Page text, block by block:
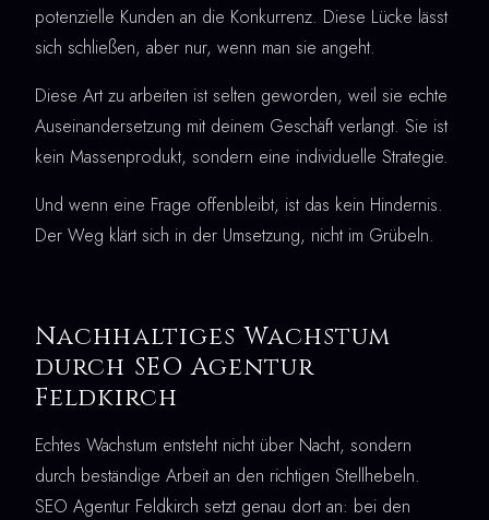
potenzielle Kunden an die Konkurrenz. Diese Lücke lässt
sich schließen, aber nur, wenn man sie angeht.
Diese Art zu arbeiten ist selten geworden, weil sie echte
Auseinandersetzung mit deinem Geschäft verlangt. Sie ist
kein Massenprodukt, sondern eine individuelle Strategie.
Und wenn eine Frage offenbleibt, ist das kein Hindernis.
Der Weg klärt sich in der Umsetzung, nicht im Grübeln.
Nachhaltiges Wachstum
durch SEO Agentur
Feldkirch
Echtes Wachstum entsteht nicht über Nacht, sondern
durch beständige Arbeit an den richtigen Stellhebeln.
SEO Agentur Feldkirch setzt genau dort an: bei den